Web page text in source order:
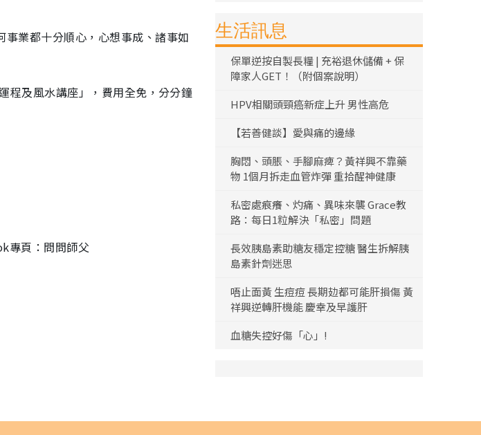
業都十分順心，心想事成、諸事如
程及風水講座」，費用全免，分分鐘
專頁：問問師父
生活訊息
保單逆按自製長糧 | 充裕退休儲備 + 保
障家人GET！（附個案說明）
HPV相關頭頸癌新症上升 男性高危
【若善健談】愛與痛的邊緣
胸悶、頭脹、手腳麻痺？黃祥興不靠藥
物 1個月拆走血管炸彈 重拾醒神健康
私密處痕癢、灼痛、異味來襲 Grace教
路：每日1粒解決「私密」問題
長效胰島素助糖友穩定控糖 醫生拆解胰
島素針劑迷思
唔止面黃 生痘痘 長期攰都可能肝損傷 黃
祥興逆轉肝機能 慶幸及早護肝
血糖失控好傷「心」!